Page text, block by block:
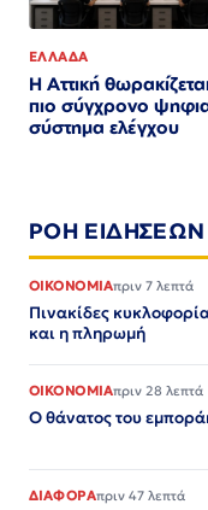
ΕΛΛΑΔΑ
Η Αττική
πιο σύγχρονο
σύστημα ελέγχου
ΡΟΗ ΕΙΔΗΣΕΩΝ
ΟΙΚΟΝΟΜΙΑπριν 7 λεπτά
Πινακίδες
και η πληρωμή
ΟΙΚΟΝΟΜΙΑπριν 28 λεπτά
Ο θάνατος του
ΔΙΑΦΟΡΑπριν 47 λεπτά